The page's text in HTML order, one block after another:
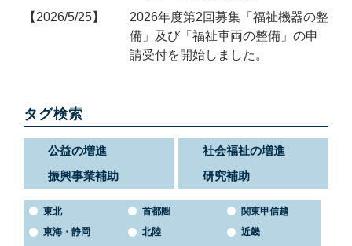
2026/5/25
2026年度第2回募集「福祉機器の整
備」及び「福祉車両の整備」の申
請受付を開始しました。
タグ検索
公益の増進
社会福祉の増進
振興事業補助
研究補助
東北 首都圏
関東甲信越
東海・静岡
北陸
近畿